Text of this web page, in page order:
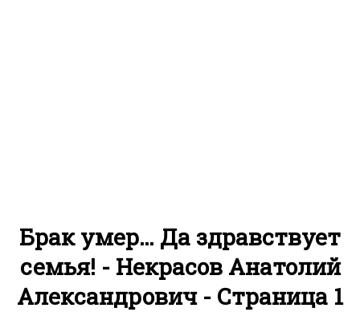
Брак умер… Да здравствует
семья! - Некрасов Анатолий
Александрович - Страница 1